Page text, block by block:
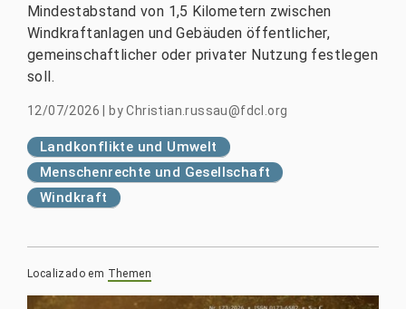
Mindestabstand von 1,5 Kilometern zwischen
Windkraftanlagen und Gebäuden öffentlicher,
gemeinschaftlicher oder privater Nutzung festlegen
soll.
12/07/2026 byChristian.russau@fdcl.org
Landkonflikte und Umwelt
Menschenrechte und Gesellschaft
Windkraft
Localizado em Themen